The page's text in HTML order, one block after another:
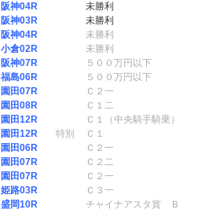
阪神04R 未勝利
阪神03R 未勝利
阪神04R 未勝利
小倉02R 未勝利
阪神07R ５００万円以下
福島06R ５００万円以下
園田07R Ｃ２一
園田08R Ｃ１二
園田12R Ｃ１（中央騎手騎乗）
園田12R 特別 Ｃ１
園田06R Ｃ２一
園田07R Ｃ２二
園田07R Ｃ２一
姫路03R Ｃ３一
盛岡10R チャイナアスタ賞 Ｂ